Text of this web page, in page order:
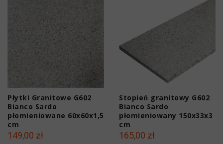
Płytki Granitowe G602
Bianco Sardo
płomieniowane 60x60x1,5
cm
149,00 zł
Stopień granitowy G602
Bianco Sardo
płomieniowany 150x33x3
cm
165,00 zł